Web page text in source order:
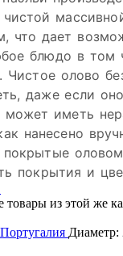
чистой
что дает
блюдо в том
Чистое олово
даже если
может иметь
нанесено
покрытые
покрытия и
товары из этой же
Диаметр: